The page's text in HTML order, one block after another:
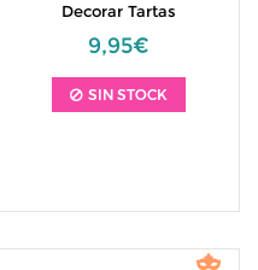
Decorar Tartas
9,95€
SIN STOCK